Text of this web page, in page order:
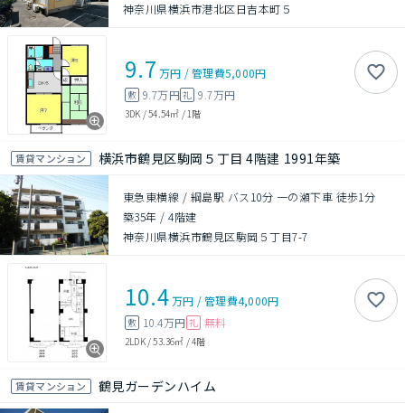
神奈川県横浜市港北区日吉本町５
9.7 万円 /管理費5,000円
敷 9.7万円礼 9.7万円
3DK /54.54㎡ / 1階
賃貸マンション 横浜市鶴見区駒岡５丁目 4階建 1991年築
東急東横線 / 綱島駅 バス10分 一の瀬下車 徒歩1分
築35年 /4階建
神奈川県横浜市鶴見区駒岡５丁目7-7
10.4万円 /管理費4,000円
敷 10.4万円 礼 無料
2LDK/53.36㎡ /4階
賃貸マンション 鶴見ガーデンハイム